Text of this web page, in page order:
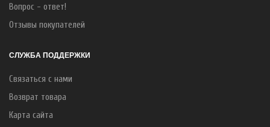
Вопрос - ответ!
Отзывы покупателей
СЛУЖБА ПОДДЕРЖКИ
Связаться с нами
Возврат товара
Карта сайта